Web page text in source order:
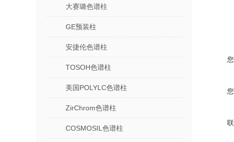
大赛璐色谱柱
GE预装柱
安捷伦色谱柱
TOSOH色谱柱
美国POLYLC色谱柱
ZirChrom色谱柱
COSMOSIL色谱柱